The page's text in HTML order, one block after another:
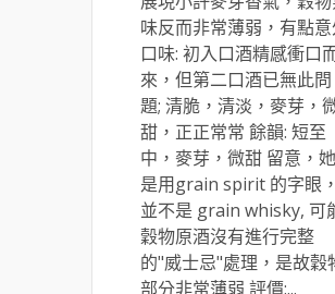
味反而非常薄弱，有點
口味: 初入口酒精感衝口
來，但第二口酒已無此問
題; 清脆，清淡，麥芽，
甜，正正常常 餘韻: 短至
中，麥芽，微甜 留意，她
是用grain spirit 的字眼，
並不是 grain whisky, 可
穀物原酒沒有進行完整
的"威士忌"處理，是故穀
部分非常薄弱 評價:...